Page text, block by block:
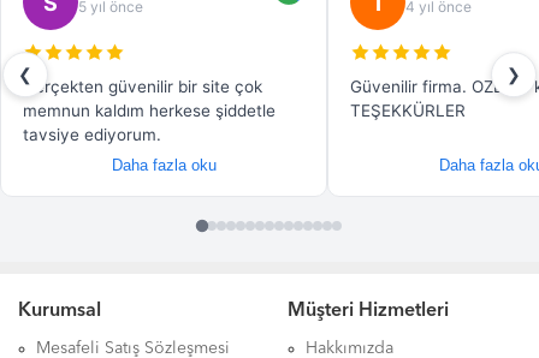
Kurumsal
Mesafeli Satış Sözleşmesi
Müşteri Hizmetleri
Hakkımızda